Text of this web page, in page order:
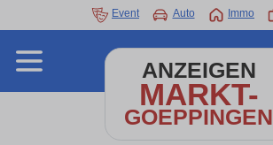
Event Auto Immo
ANZEIGEN
MARKT-
GOEPPINGEN